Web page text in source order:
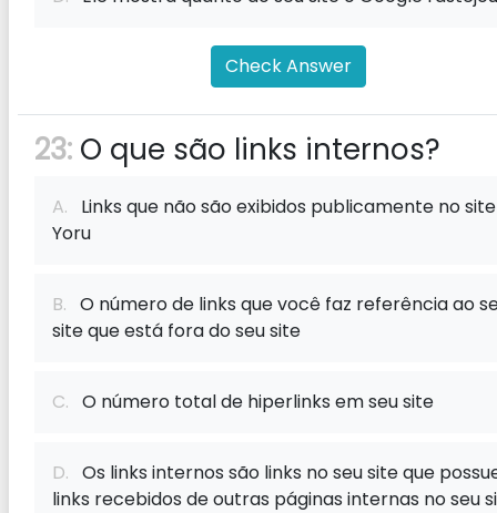
Check Answer
23: O que são links internos?
A. Links que não são exibidos publicamente no site
Yoru
B. O número de links que você faz referência ao
site que está fora do seu site
C. O número total de hiperlinks em seu site
D. Os links internos são links no seu site que
links recebidos de outras páginas internas no seu